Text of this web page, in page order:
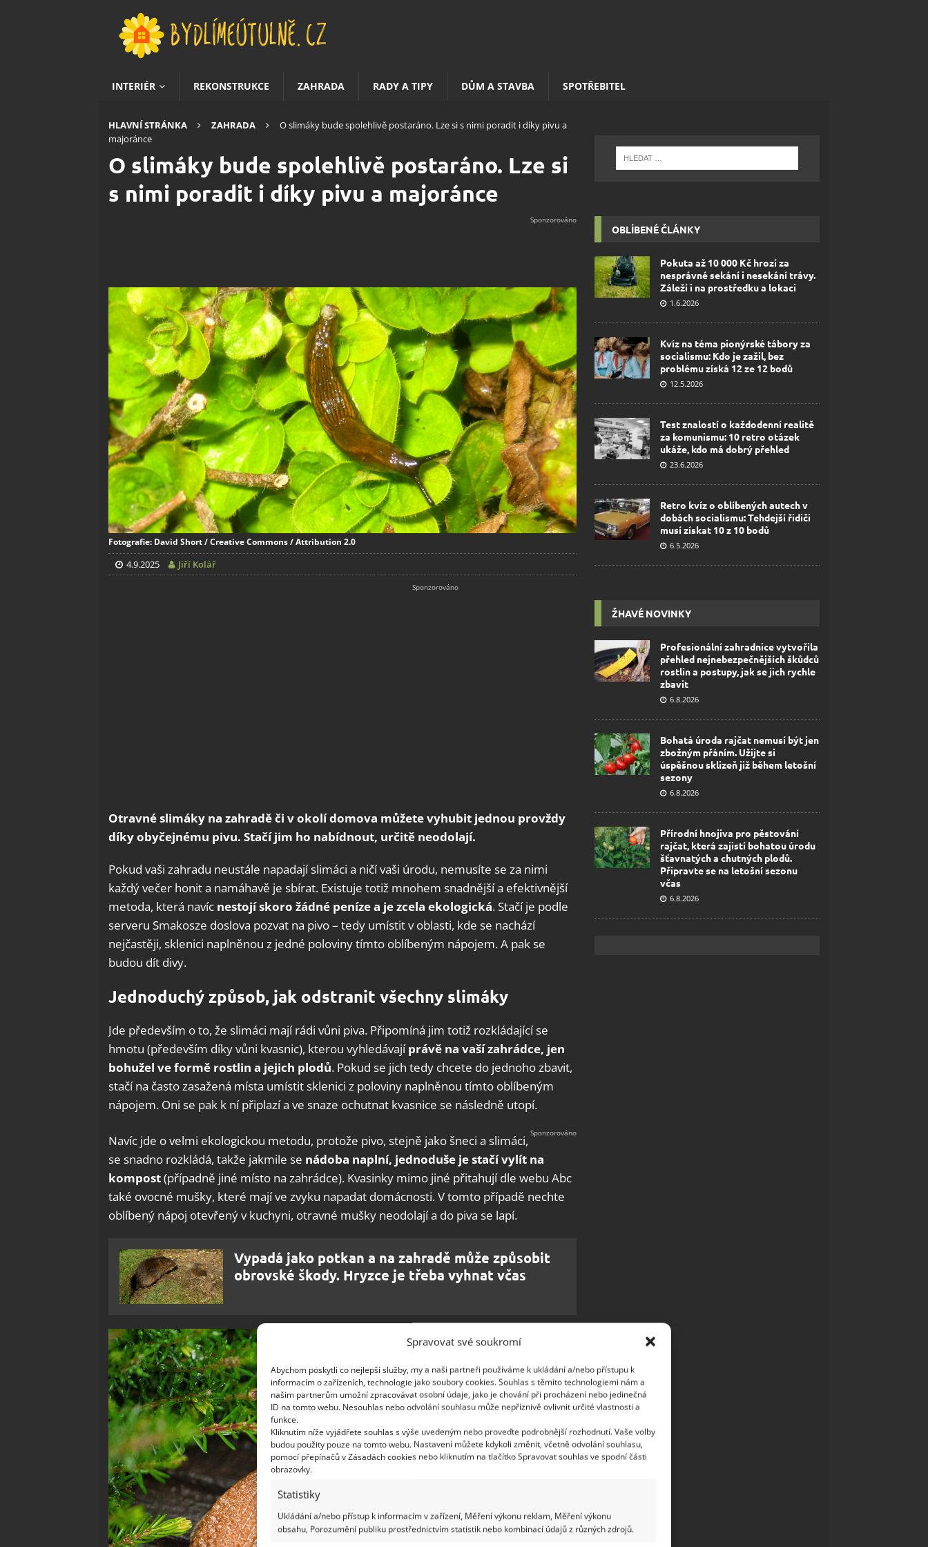
Spravovat své soukromí
Abychom poskytli co nejlepší služby, my a naši partneři používáme k ukládání a/nebo přístupu k
informacím o zařízeních, technologie jako soubory cookies. Souhlas s těmito technologiemi nám a
našim partnerům umožní zpracovávat osobní údaje, jako je chování při procházení nebo jedinečná
ID na tomto webu. Nesouhlas nebo odvolání souhlasu může nepříznivě ovlivnit určité vlastnosti a
funkce.
Kliknutím níže vyjádřete souhlas s výše uvedeným nebo proveďte podrobnější rozhodnutí. Vaše volby
budou použity pouze na tomto webu. Nastavení můžete kdykoli změnit, včetně odvolání souhlasu,
pomocí přepínačů v Zásadách cookies nebo kliknutím na tlačítko Spravovat souhlas ve spodní části
obrazovky.
Statistiky
Ukládání a/nebo přístup k informacím v zařízení, Měření výkonu reklam, Měření výkonu
obsahu, Porozumění publiku prostřednictvím statistik nebo kombinací údajů z různých zdrojů.
INTERIÉR REKONSTRUKCE ZAHRADA RADY A TIPY DŮM A STAVBA SPOTŘEBITEL
HLAVNÍ STRÁNKA ZAHRADA
O slimáky bude spolehlivě postaráno. Lze si s nimi poradit i díky pivu a
majoránce
O slimáky bude spolehlivě postaráno. Lze si
s nimi poradit i díky pivu a majoránce
Fotografie: David Short / Creative Commons / Attribution 2.0
4.9.2025 Jiří Kolář
Otravné slimáky na zahradě či v okolí domova můžete vyhubit jednou provždy
díky obyčejnému pivu. Stačí jim ho nabídnout, určitě neodolají.
Pokud vaši zahradu neustále napadají slimáci a ničí vaši úrodu, nemusíte se za nimi
každý večer honit a namáhavě je sbírat. Existuje totiž mnohem snadnější a efektivnější
metoda, která navíc nestojí skoro žádné peníze a je zcela ekologická. Stačí je podle
serveru Smakosze doslova pozvat na pivo – tedy umístit v oblasti, kde se nachází
nejčastěji, sklenici naplněnou z jedné poloviny tímto oblíbeným nápojem. A pak se
budou dít divy.
Jednoduchý způsob, jak odstranit všechny slimáky
Jde především o to, že slimáci mají rádi vůni piva. Připomíná jim totiž rozkládající se
hmotu (především díky vůni kvasnic), kterou vyhledávajíprávě na vaší zahrádce, jen
bohužel ve formě rostlin a jejich plodů. Pokud se jich tedy chcete do jednoho zbavit,
stačí na často zasažená místa umístit sklenici z poloviny naplněnou tímto oblíbeným
nápojem. Oni se pak k ní připlazí a ve snaze ochutnat kvasnice se následně utopí.
Navíc jde o velmi ekologickou metodu, protože pivo, stejně jako šneci a slimáci,
se snadno rozkládá, takže jakmile se nádoba naplní, jednoduše je stačí vylít na
kompost(případně jiné místo na zahrádce). Kvasinky mimo jiné přitahují dle webu Abc
také ovocné mušky, které mají ve zvyku napadat domácnosti. V tomto případě nechte
oblíbený nápoj otevřený v kuchyni, otravné mušky neodolají a do piva se lapí.
Vypadá jako potkan a na zahradě může způsobit
obrovské škody. Hryzce je třeba vyhnat včas
OBLÍBENÉ ČLÁNKY
Pokuta až 10 000 Kč hrozí za
nesprávné sekání i nesekání trávy.
Záleží i na prostředku a lokaci
1.6.2026
Kvíz na téma pionýrské tábory za
socialismu: Kdo je zažil, bez
problému získá 12 ze 12 bodů
12.5.2026
Test znalostí o každodenní realitě
za komunismu: 10 retro otázek
ukáže, kdo má dobrý přehled
23.6.2026
Retro kvíz o oblíbených autech v
dobách socialismu: Tehdejší řidiči
musí získat 10 z 10 bodů
6.5.2026
ŽHAVÉ NOVINKY
Profesionální zahradnice vytvořila
přehled nejnebezpečnějších škůdců
rostlin a postupy, jak se jich rychle
zbavit
6.8.2026
Bohatá úroda rajčat nemusí být jen
zbožným přáním. Užijte si
úspěšnou sklizeň již během letošní
sezony
6.8.2026
Přírodní hnojiva pro pěstování
rajčat, která zajistí bohatou úrodu
šťavnatých a chutných plodů.
Připravte se na letošní sezonu
včas
6.8.2026